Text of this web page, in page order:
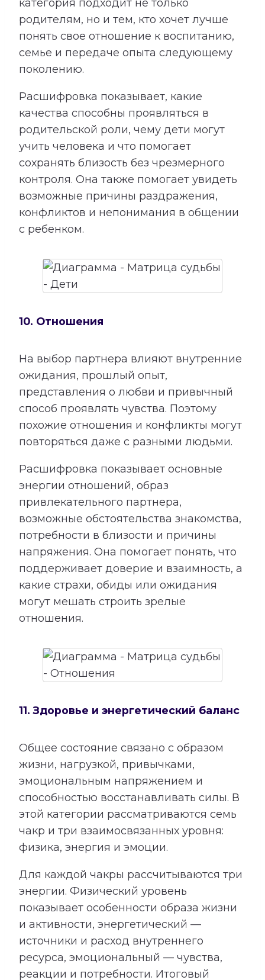
категория подходит не только
родителям, но и тем, кто хочет лучше
понять свое отношение к воспитанию,
семье и передаче опыта следующему
поколению.
Расшифровка показывает, какие
качества способны проявляться в
родительской роли, чему дети могут
учить человека и что помогает
сохранять близость без чрезмерного
контроля. Она также помогает увидеть
возможные причины раздражения,
конфликтов и непонимания в общении
с ребенком.
10. Отношения
На выбор партнера влияют внутренние
ожидания, прошлый опыт,
представления о любви и привычный
способ проявлять чувства. Поэтому
похожие отношения и конфликты могут
повторяться даже с разными людьми.
Расшифровка показывает основные
энергии отношений, образ
привлекательного партнера,
возможные обстоятельства знакомства,
потребности в близости и причины
напряжения. Она помогает понять, что
поддерживает доверие и взаимность, а
какие страхи, обиды или ожидания
могут мешать строить зрелые
отношения.
11. Здоровье и энергетический баланс
Общее состояние связано с образом
жизни, нагрузкой, привычками,
эмоциональным напряжением и
способностью восстанавливать силы. В
этой категории рассматриваются семь
чакр и три взаимосвязанных уровня:
физика, энергия и эмоции.
Для каждой чакры рассчитываются три
энергии. Физический уровень
показывает особенности образа жизни
и активности, энергетический —
источники и расход внутреннего
ресурса, эмоциональный — чувства,
реакции и потребности. Итоговый